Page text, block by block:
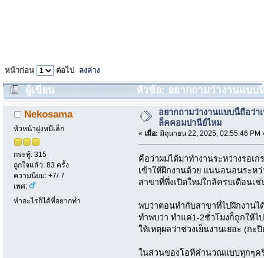
หน้าก่อน ต่อไป ลงล่าง
ผู้เขียน
หัวข้อ: อยากถามว่างานแบ
1117 ครั้ง)
Nekosama
หัวหน้าฝูงหมีเล็ก
กระทู้: 315
ถูกใจแล้ว: 83 ครั้ง
ความนิยม: +7/-7
เพศ:
ทำอะไรก็ได้ที่อยากทำ
อยากถามว่างานแบบนี้ถือว่า
ล็คคอมปานีย์ไหม
« เมื่อ: มิถุนายน 22, 2025, 02:55:46 PM
คือว่าผมได้มาทำงานระหว่างรอเ
เข้าให้ฝึกงานด้วย แน่นอนอนระห
สาขาที่พึ่งเปิดใหม่ใกล้ครบเดือนเ
พบว่าตอนทำกับสาขาที่ไปฝึกงานไ
ทำพบว่า ทำแค่1-2ชั่วโมงก็ถูกให้ไ
ให้เหตุผลว่าช่วงเย็นงานเยอะ (กะ
ในส่วนของโอทีคำนวณแบบทุกๆครึ่